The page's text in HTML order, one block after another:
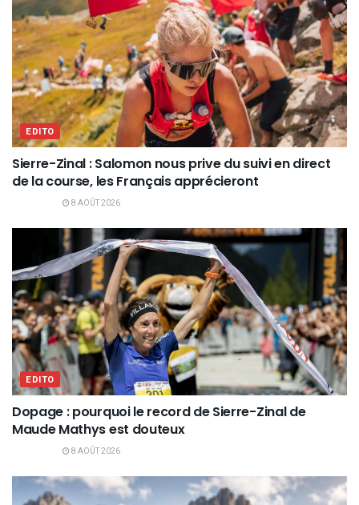
EDITO
Sierre-Zinal : Salomon nous prive du suivi en direct
de la course, les Français apprécieront
8 AOÛT 2026
EDITO
Dopage : pourquoi le record de Sierre-Zinal de
Maude Mathys est douteux
8 AOÛT 2026